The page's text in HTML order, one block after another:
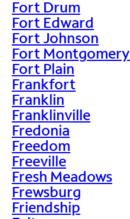
Fort Drum
Fort Edward
Fort Johnson
Fort Montgomery
Fort Plain
Frankfort
Franklin
Franklinville
Fredonia
Freedom
Freeville
Fresh Meadows
Frewsburg
Friendship